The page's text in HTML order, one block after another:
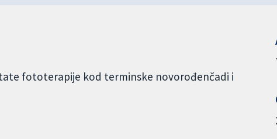
fototerapije kod terminske novorođenčadi i